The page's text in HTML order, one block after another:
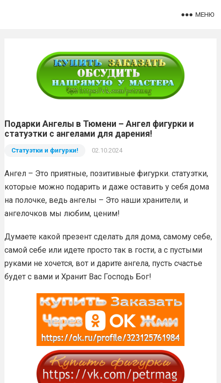
МЕНЮ
Подарки Ангелы в Тюмени – Ангел фигурки и
статуэтки с ангелами для дарения!
Статуэтки и фигурки! 02.10.2024
Ангел – Это приятные, позитивные фигурки. статуэтки,
которые можно подарить и даже оставить у себя дома
на полочке, ведь ангелы – Это наши хранители, и
ангелочков мы любим, ценим!
Думаете какой презент сделать для дома, самому себе,
самой себе или идете просто так в гости, а с пустыми
руками не хочется, вот и дарите ангела, пусть счастье
будет с вами и Хранит Вас Господь Бог!